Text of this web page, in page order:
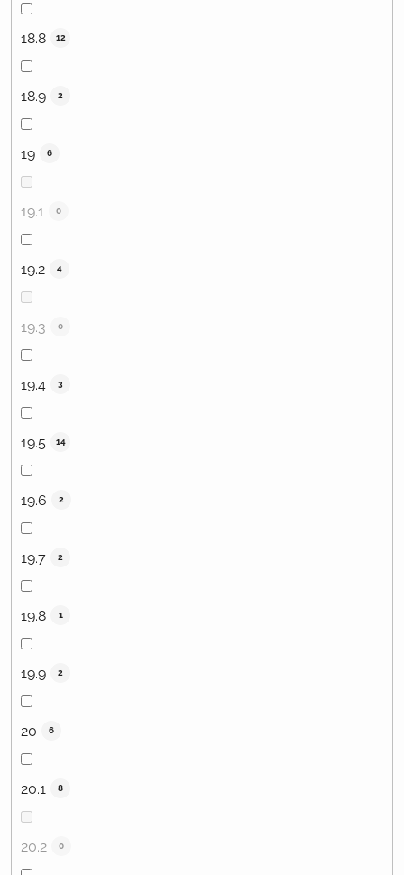
18.8 12
18.9 2
19 6
19.1 0
19.2 4
19.3 0
19.4 3
19.5 14
19.6 2
19.7 2
19.8 1
19.9 2
20 6
20.1 8
20.2 0